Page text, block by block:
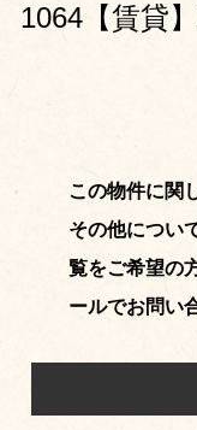
金額
1064【賃貸
この物件に関
その他につい
覧をご希望の
ールでお問い